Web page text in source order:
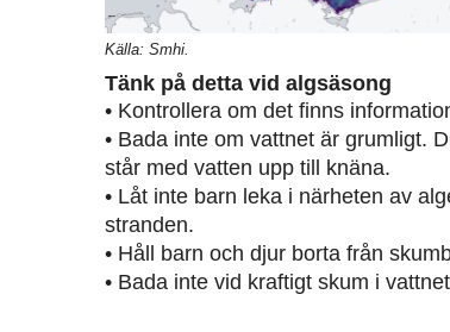
Källa: Smhi.
Tänk på detta vid algsäsong
• Kontrollera om det finns
• Bada inte om vattnet är grumligt.
står med vatten upp till knäna.
• Låt inte barn leka i närheten av
stranden.
• Håll barn och djur borta från
• Bada inte vid kraftigt skum i